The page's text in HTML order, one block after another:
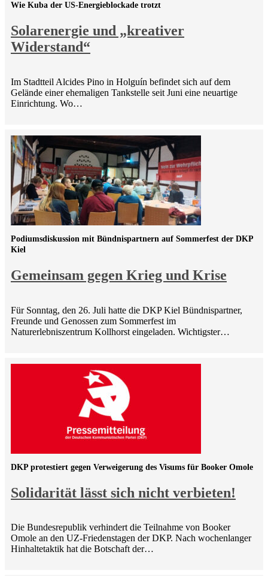
Solarenergie und „kreativer
Widerstand“
Wie Kuba der US-Energieblockade trotzt
Im Stadtteil Alcides Pino in Holguín befindet sich auf dem
Gelände einer ehemaligen Tankstelle seit Juni eine neuartige
Einrichtung. Wo…
Gemeinsam gegen Krieg und Krise
Podiumsdiskussion mit Bündnispartnern auf Sommerfest der DKP
Kiel
Für Sonntag, den 26. Juli hatte die DKP Kiel Bündnispartner,
Freunde und Genossen zum Sommerfest im
Naturerlebniszentrum Kollhorst eingeladen. Wichtigster…
Solidarität lässt sich nicht verbieten!
DKP protestiert gegen Verweigerung des Visums für Booker Omole
Die Bundesrepublik verhindert die Teilnahme von Booker
Omole an den UZ-Friedenstagen der DKP. Nach wochenlanger
Hinhaltetaktik hat die Botschaft der…